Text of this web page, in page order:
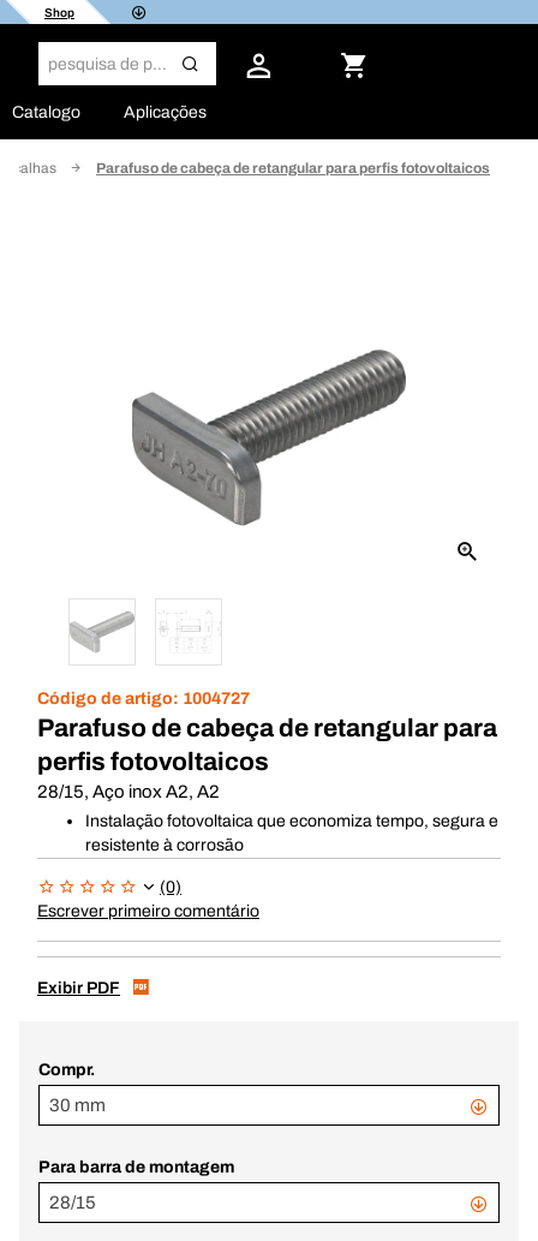
Shop
Catalogo Aplicações
calhas Parafuso de cabeça de retangular para perfis fotovoltaicos
Código de artigo: 1004727
Parafuso de cabeça de retangular para
perfis fotovoltaicos
28/15, Aço inox A2, A2
Instalação fotovoltaica que economiza tempo, segura e
resistente à corrosão
(0)
Escrever primeiro comentário
Exibir PDF
Compr.
30 mm
Para barra de montagem
28/15